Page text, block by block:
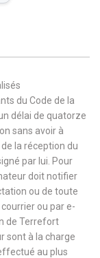
du Code de la
délai de quatorze
sans avoir à
la réception du
par lui. Pour
doit notifier
ou de toute
ou par e-
de Terrefort
sont à la charge
au plus